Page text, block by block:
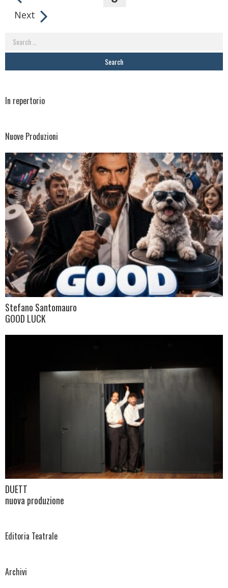
Next
Search
for:
In repertorio
Nuove Produzioni
Stefano Santomauro
GOOD LUCK
DUETT
nuova produzione
Editoria Teatrale
Archivi